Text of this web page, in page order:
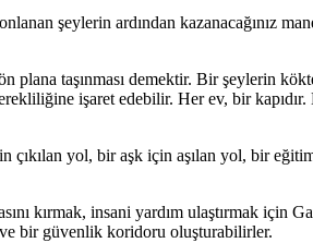
şeylerin ardından kazanacağınız
plana taşınması demektir. Bir şeylerin
işaret edebilir. Her ev, bir kapıdır.
yol, bir aşk için aşılan yol, bir eğitim
kırmak, insani yardım ulaştırmak için
ve bir güvenlik koridoru oluşturabilirler.